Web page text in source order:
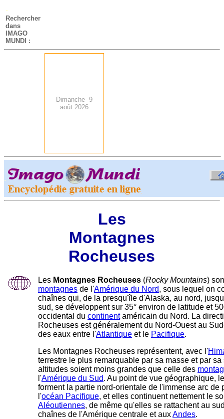
-
Rechercher
dans
IMAGO
MUNDI :
Dimanche 9
août 2026
.
-
Les
Montagnes
Rocheuses
Les Montagnes Rocheuses (Rocky Mountains)
montagnes de l'Amérique du Nord, sous lequel on
chaînes qui, de la presqu'île d'Alaska, au nord,
sud, se développent sur 35° environ de latitude et
occidental du continentaméricain du Nord. La
Rocheuses est généralement du Nord-Ouest au
des eaux entre l'Atlantique et le Pacifique.
Les Montagnes Rocheuses représentent, avec l'
terrestre le plus remarquable par sa masse et par
altitudes soient moins grandes que celle des
l'Amérique du Sud. Au point de vue géographique,
forment la partie nord-orientale de l'immense arc de
l'océan Pacifique, et elles continuent nettement le
Aléoutiennes, de même qu'elles se rattachent au
chaînes de l'Amérique centrale et auxAndes.